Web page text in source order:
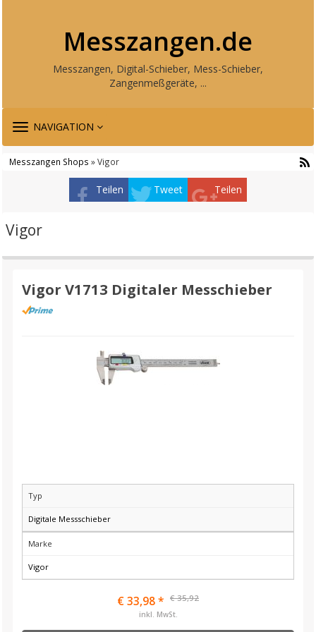
Messzangen.de
Messzangen, Digital-Schieber, Mess-Schieber,
Zangenmeßgeräte, ...
TOGGLE
NAVIGATION
Messzangen Shops » Vigor
Teilen Tweet Teilen
Vigor
Vigor V1713 Digitaler Messchieber
Typ
Digitale Messschieber
Marke
Vigor
€ 33,98 * € 35,92
inkl. MwSt.